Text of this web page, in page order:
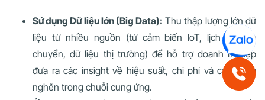
Sử dụng Dữ liệu lớn (Big Data): Thu thập lượng lớn dữ
liệu từ nhiều nguồn (từ cảm biến IoT, lịch sử vận
chuyển, dữ liệu thị trường) để hỗ trợ doanh nghiệp
đưa ra các insight về hiệu suất, chi phí và các điểm
nghẽn trong chuỗi cung ứng.